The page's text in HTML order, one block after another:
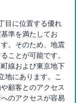
目に位置する優れ
準を満たしてお
。そのため、地震
ことが可能です。
線および東京地下
地にあります。こ
顧客とのアクセス
のアクセスが容易